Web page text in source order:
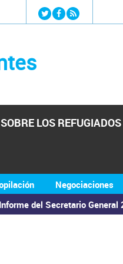
Jump to navigation
Informe del Secretario General
Negociaciones
LOS REFUGIADOS